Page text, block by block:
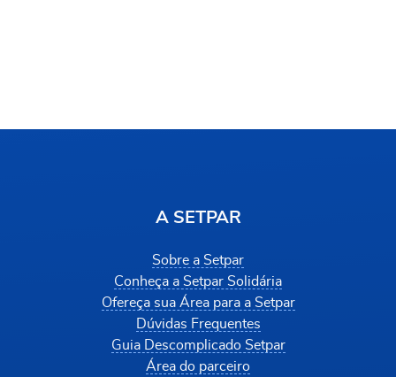
A SETPAR
Sobre a Setpar
Conheça a Setpar Solidária
Ofereça sua Área para a Setpar
Dúvidas Frequentes
Guia Descomplicado Setpar
Área do parceiro